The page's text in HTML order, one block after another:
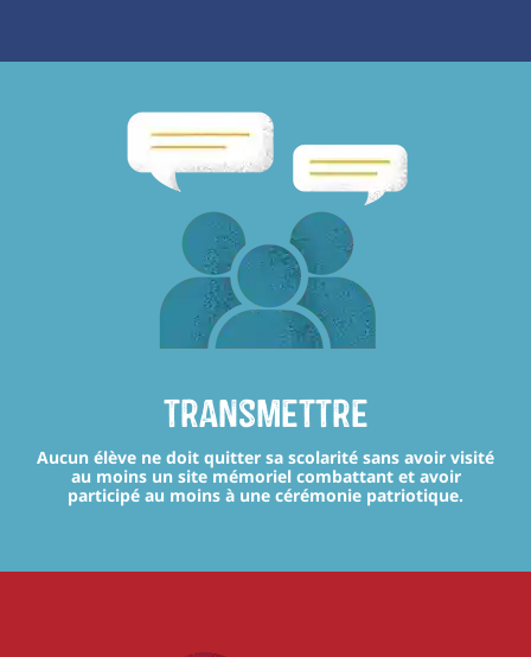
transmettre
Aucun élève ne doit quitter sa scolarité sans avoir visité
au moins un site mémoriel combattant et avoir
participé au moins à une cérémonie patriotique.